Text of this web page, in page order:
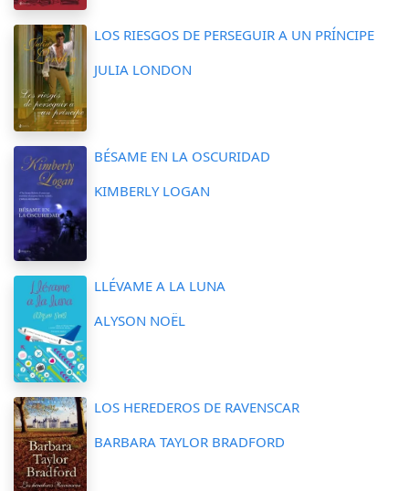
LOS RIESGOS DE PERSEGUIR A UN PRÍNCIPE
JULIA LONDON
BÉSAME EN LA OSCURIDAD
KIMBERLY LOGAN
LLÉVAME A LA LUNA
ALYSON NOËL
LOS HEREDEROS DE RAVENSCAR
BARBARA TAYLOR BRADFORD